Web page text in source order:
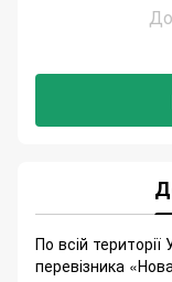
По всій
перевізника